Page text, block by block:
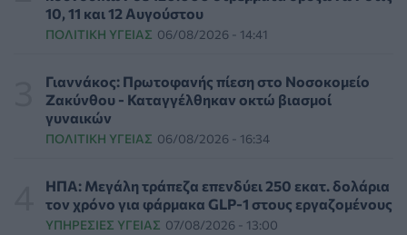
Συναγερμός στις ΗΠΑ για φονικό μύκητα που αντέχει
ΥΓΕΊΑ 07/08/2026 - 17:17
Πέθανε στα 26 της η influencer Σίντνεϊ Τάουλ που
μοιράστηκε επί τρία χρόνια τη μάχη της με σπάνιο
ΕΠΙΚΑΙΡΌΤΗΤΑ 07/08/2026 - 16:41
Απώλεια βάρους: Οι τρεις παράγοντες που κρίνουν το
10, 11 και 12 Αυγούστου
ΠΟΛΙΤΙΚΉ ΥΓΕΊΑΣ 06/08/2026 - 14:41
Γιαννάκος: Πρωτοφανής πίεση στο Νοσοκομείο
Ζακύνθου - Καταγγέλθηκαν οκτώ βιασμοί
γυναικών
ΠΟΛΙΤΙΚΉ ΥΓΕΊΑΣ 06/08/2026 - 16:34
ΗΠΑ: Μεγάλη τράπεζα επενδύει 250 εκατ. δολάρια
τον χρόνο για φάρμακα GLP-1 στους εργαζομένους
ΥΠΗΡΕΣΊΕΣ ΥΓΕΊΑΣ 07/08/2026 - 13:00